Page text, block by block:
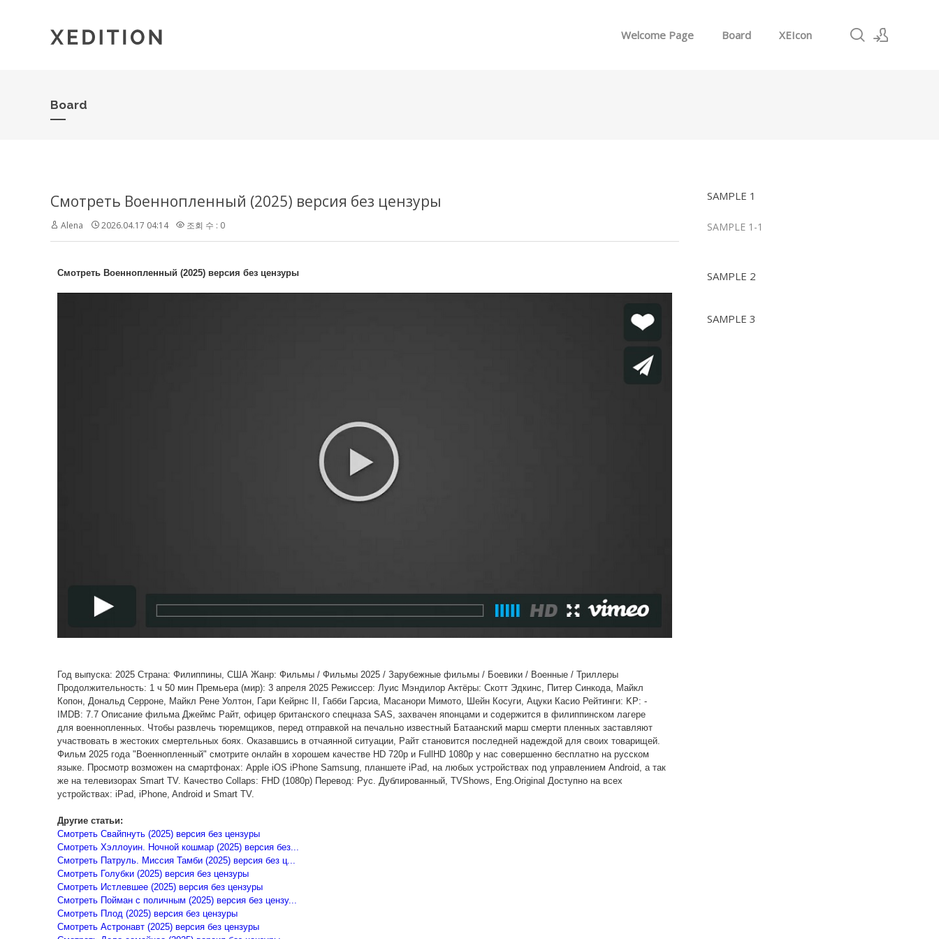
Welcome Page Board XEIcon
Board
SAMPLE 1
SAMPLE 1-1
SAMPLE 2
SAMPLE 3
Смотреть Военнопленный (2025) версия без цензуры
Alena 2026.04.17 04:14 조회 수 : 0
Смотреть Военнопленный (2025) версия без цензуры
Год выпуска: 2025 Страна: Филиппины, США Жанр: Фильмы / Фильмы 2025 / Зарубежные фильмы / Боевики / Военные / Триллеры
Продолжительность: 1 ч 50 мин Премьера (мир): 3 апреля 2025 Режиссер: Луис Мэндилор Актёры: Скотт Эдкинс, Питер Синкода, Майкл
Копон, Дональд Серроне, Майкл Рене Уолтон, Гари Кейрнс II, Габби Гарсиа, Масанори Мимото, Шейн Косуги, Ацуки Касио Рейтинги: KP: -
IMDB: 7.7 Описание фильма Джеймс Райт, офицер британского спецназа SAS, захвачен японцами и содержится в филиппинском лагере
для военнопленных. Чтобы развлечь тюремщиков, перед отправкой на печально известный Батаанский марш смерти пленных заставляют
участвовать в жестоких смертельных боях. Оказавшись в отчаянной ситуации, Райт становится последней надеждой для своих товарищей.
Фильм 2025 года "Военнопленный" смотрите онлайн в хорошем качестве HD 720p и FullHD 1080p у нас совершенно бесплатно на русском
языке. Просмотр возможен на смартфонах: Apple iOS iPhone Samsung, планшете iPad, на любых устройствах под управлением Android, а так
же на телевизорах Smart TV. Качество Collaps: FHD (1080p) Перевод: Рус. Дублированный, TVShows, Eng.Original Доступно на всех
устройствах: iPad, iPhone, Android и Smart TV.
Другие статьи:
Смотреть Свайпнуть (2025) версия без цензуры
Смотреть Хэллоуин. Ночной кошмар (2025) версия без...
Смотреть Патруль. Миссия Тамби (2025) версия без ц...
Смотреть Голубки (2025) версия без цензуры
Смотреть Истлевшее (2025) версия без цензуры
Смотреть Пойман с поличным (2025) версия без цензу...
Смотреть Плод (2025) версия без цензуры
Смотреть Астронавт (2025) версия без цензуры